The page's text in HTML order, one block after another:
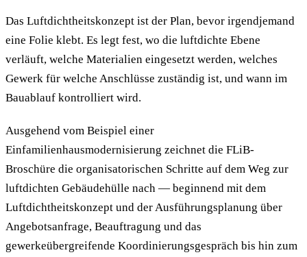
Das Luftdichtheitskonzept ist der Plan, bevor irgendjemand
eine Folie klebt. Es legt fest, wo die luftdichte Ebene
verläuft, welche Materialien eingesetzt werden, welches
Gewerk für welche Anschlüsse zuständig ist, und wann im
Bauablauf kontrolliert wird.
Ausgehend vom Beispiel einer
Einfamilienhausmodernisierung zeichnet die FLiB-
Broschüre die organisatorischen Schritte auf dem Weg zur
luftdichten Gebäudehülle nach — beginnend mit dem
Luftdichtheitskonzept und der Ausführungsplanung über
Angebotsanfrage, Beauftragung und das
gewerkeübergreifende Koordinierungsgespräch bis hin zum